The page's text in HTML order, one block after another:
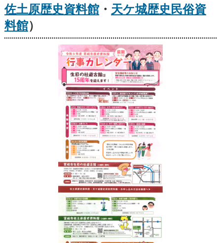
佐土原歴史資料館・ 天ケ城歴史民俗資
料館）